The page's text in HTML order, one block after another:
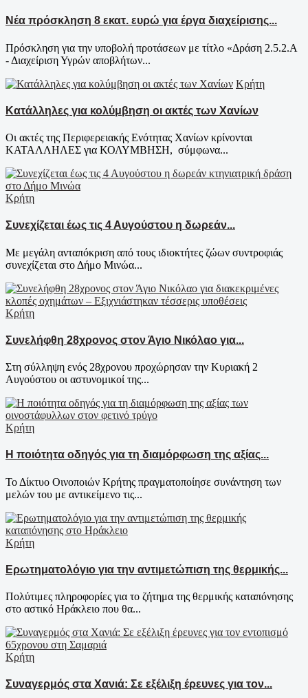
Νέα πρόσκληση 8 εκατ. ευρώ για έργα διαχείρισης...
Πρόσκληση για την υποβολή προτάσεων με τίτλο «Δράση 2.5.2.Α
- Διαχείριση Υγρών αποβλήτων...
Κρήτη
Κατάλληλες για κολύμβηση οι ακτές των Χανίων
Οι ακτές της Περιφερειακής Ενότητας Χανίων κρίνονται
ΚΑΤΑΛΛΗΛΕΣ για ΚΟΛΥΜΒΗΣΗ, σύμφωνα...
Κρήτη
Συνεχίζεται έως τις 4 Αυγούστου η δωρεάν...
Με μεγάλη ανταπόκριση από τους ιδιοκτήτες ζώων συντροφιάς
συνεχίζεται στο Δήμο Μινώα...
Κρήτη
Συνελήφθη 28χρονος στον Άγιο Νικόλαο για...
Στη σύλληψη ενός 28χρονου προχώρησαν την Κυριακή 2
Αυγούστου οι αστυνομικοί της...
Κρήτη
Η ποιότητα οδηγός για τη διαμόρφωση της αξίας...
Το Δίκτυο Οινοποιών Κρήτης πραγματοποίησε συνάντηση των
μελών του με αντικείμενο τις...
Κρήτη
Ερωτηματολόγιο για την αντιμετώπιση της θερμικής...
Πολύτιμες πληροφορίες για το ζήτημα της θερμικής καταπόνησης
στο αστικό Ηράκλειο που θα...
Κρήτη
Συναγερμός στα Χανιά: Σε εξέλιξη έρευνες για τον...